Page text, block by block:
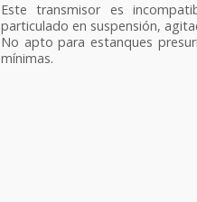
Este transmisor es
particulado en suspensión,
No apto para estanques
mínimas.